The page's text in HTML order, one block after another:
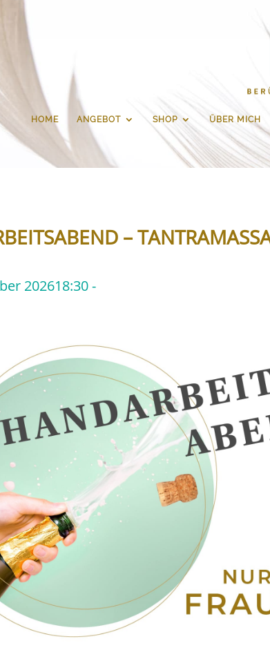
HOME ANGEBOT SHOP ÜBER MICH
–
202618:30 -